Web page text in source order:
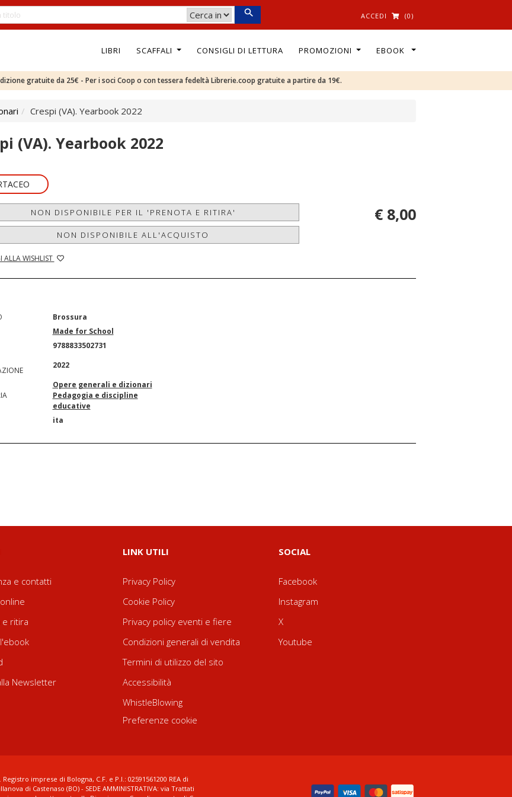
ACCEDI (0)
LIBRI SCAFFALI CONSIGLI DI LETTURA PROMOZIONI EBOOK
gratuite da 25€ - Per i soci Coop o con tessera fedeltà Librerie.coop gratuite a partire da 19€.
Crespi (VA). Yearbook 2022
(VA). Yearbook 2022
NON DISPONIBILE PER IL 'PRENOTA E RITIRA'
NON DISPONIBILE ALL'ACQUISTO
ALLA WISHLIST
€ 8,00
Brossura
Made for School
9788833502731
2022
Opere generali e dizionari
Pedagogia e discipline
educative
ita
e contatti
e ritira
Newsletter
LINK UTILI
Privacy Policy
Cookie Policy
Privacy policy eventi e fiere
Condizioni generali di vendita
Termini di utilizzo del sito
Accessibilità
WhistleBlowing
Preferenze cookie
SOCIAL
Facebook
Instagram
X
Youtube
imprese di Bologna, C.F. e P.I.: 02591561200 REA di
di Castenaso (BO) - SEDE AMMINISTRATIVA: via Trattati